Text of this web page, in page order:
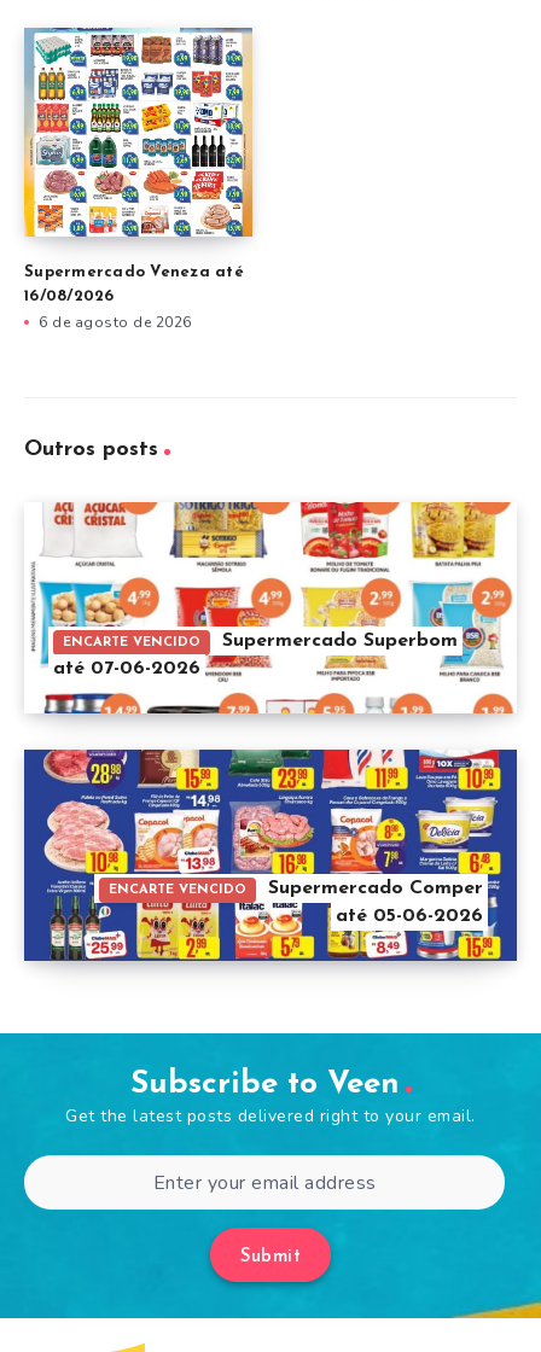
Supermercado Veneza até
16/08/2026
6 de agosto de 2026
Outros posts
ENCARTE VENCIDO
Supermercado Superbom
até 07-06-2026
ENCARTE VENCIDO
Supermercado Comper
até 05-06-2026
Subscribe to Veen
Get the latest posts delivered right to your email.
Submit